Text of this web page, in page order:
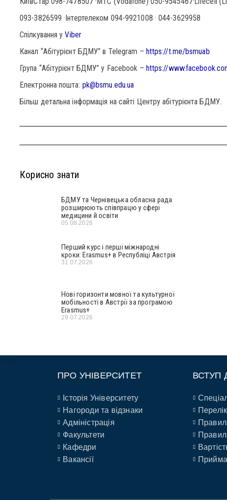
093-3826599 ·Інтертелеком 094-9921008 · 044-3629958
Спілкування уViber
Канал “Абітурієнт БДМУ” в Telegram – https://t.me/bsmuab
Група “Абітурієнт БДМУ” у Facebook – https://
Електронна пошта: pk@bsmu.edu.ua
Більш детальна інформація на сайті Центру абітурієнта БДМУ.
Корисно знати
БДМУ та Чернівецька обласна рада
розширюють співпрацю у сфері
медицини й освіти
05.08.2026
Перший курс і перші міжнародні
кроки: Erasmus+ в Республіці Австрія
31.07.2026
Нові горизонти мовної та культурної
мобільності в Австрії за програмою
Erasmus+
29.07.2026
ПРО УНІВЕРСИТЕТ
Історія Університету
Нагороди та відзнаки
Адміністрація
Факультети
Кафедри
Вакансії
ВСТУП